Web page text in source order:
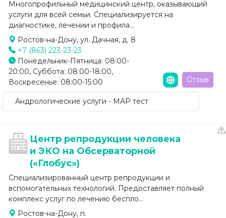
Многопрофильный медицинский центр, оказывающий
услуги для всей семьи. Специализируется на
диагностике, лечении и профила...
Ростов-на-Дону, ул. Дачная, д. 8
+7 (863) 223-23-23
Понедельник-Пятница: 08:00-
20:00, Суббота: 08:00-18:00,
Воскресенье: 08:00-15:00
Отзыв
Андрологические услуги - МАР тест
Центр репродукции человека
и ЭКО на Обсерваторной
(«Глобус»)
Специализированный центр репродукции и
вспомогательных технологий. Предоставляет полный
комплекс услуг по лечению беспло...
Ростов-на-Дону, п.